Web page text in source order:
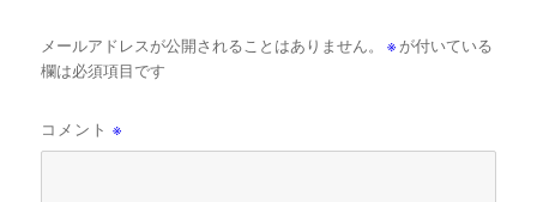
メールアドレスが公開されることはありません。 ※ が付いている
欄は必須項目です
コメント※